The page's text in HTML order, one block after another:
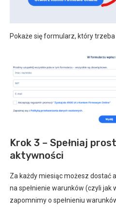
Pokaże się formularz, który trzeba
Krok 3 – Spełniaj
aktywności
Za każdy miesiąc możesz dostać
na spełnienie warunków (czyli jak
zapomnimy o spełnieniu